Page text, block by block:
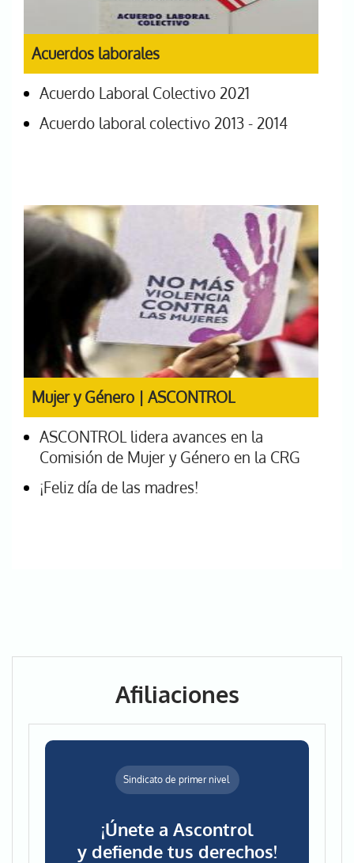
Acuerdos laborales
Acuerdo Laboral Colectivo 2021
Acuerdo laboral colectivo 2013 - 2014
Mujer y Género | ASCONTROL
ASCONTROL lidera avances en la
Comisión de Mujer y Género en la CRG
¡Feliz día de las madres!
Afiliaciones
Sindicato de primer nivel
¡Únete a Ascontrol
y defiende tus derechos!